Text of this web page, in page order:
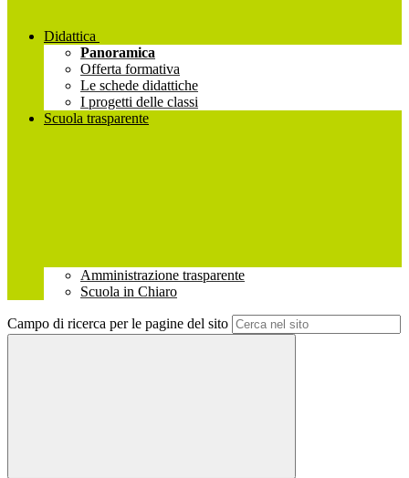
Didattica
Panoramica
Offerta formativa
Le schede didattiche
I progetti delle classi
Scuola trasparente
Amministrazione trasparente
Scuola in Chiaro
Campo di ricerca per le pagine del sito